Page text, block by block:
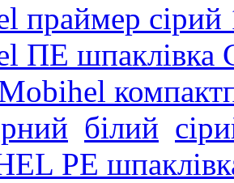
праймер сірий
ПЕ шпаклівка
білий
PE